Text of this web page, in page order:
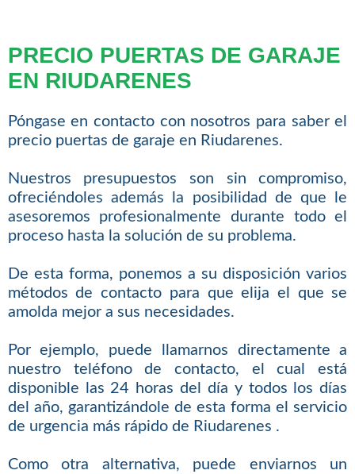
PRECIO PUERTAS DE GARAJE
EN RIUDARENES
Póngase en contacto con nosotros para saber el
precio puertas de garaje en Riudarenes.
Nuestros presupuestos son sin compromiso,
ofreciéndoles además la posibilidad de que le
asesoremos profesionalmente durante todo el
proceso hasta la solución de su problema.
De esta forma, ponemos a su disposición varios
métodos de contacto para que elija el que se
amolda mejor a sus necesidades.
Por ejemplo, puede llamarnos directamente a
nuestro teléfono de contacto, el cual está
disponible las 24 horas del día y todos los días
del año, garantizándole de esta forma el servicio
de urgencia más rápido de Riudarenes .
Como otra alternativa, puede enviarnos un